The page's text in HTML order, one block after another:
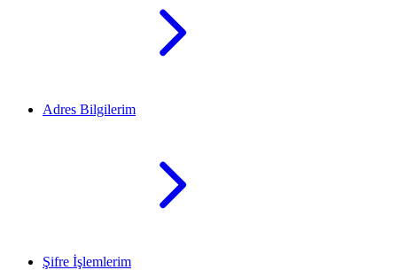
Adres Bilgilerim
Şifre İşlemlerim